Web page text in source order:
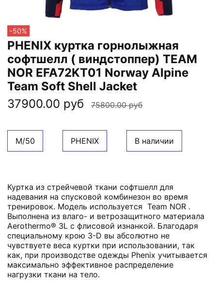
-50%
PHENIX куртка горнолыжная
софтшелл ( виндстоппер) TEAM
NOR EFA72KT01 Norway Alpine
Team Soft Shell Jacket
37900.00 руб
75800.00 руб
M/50 PHENIX В наличии
Куртка из стрейчевой ткани софтшелл для
надевания на спусковой комбинезон во время
тренировок. Модель используется Team NOR .
Выполнена из влаго- и ветрозащитного материала
Aerothermo® 3L с флисовой изнанкой. Благодаря
специальному крою 3-D вы абсолютно не
чувствуете веса куртки при использовании, так
как, при производстве одежды Phenix учитывается
максимально эффективное распределение
нагрузки ткани на тело.